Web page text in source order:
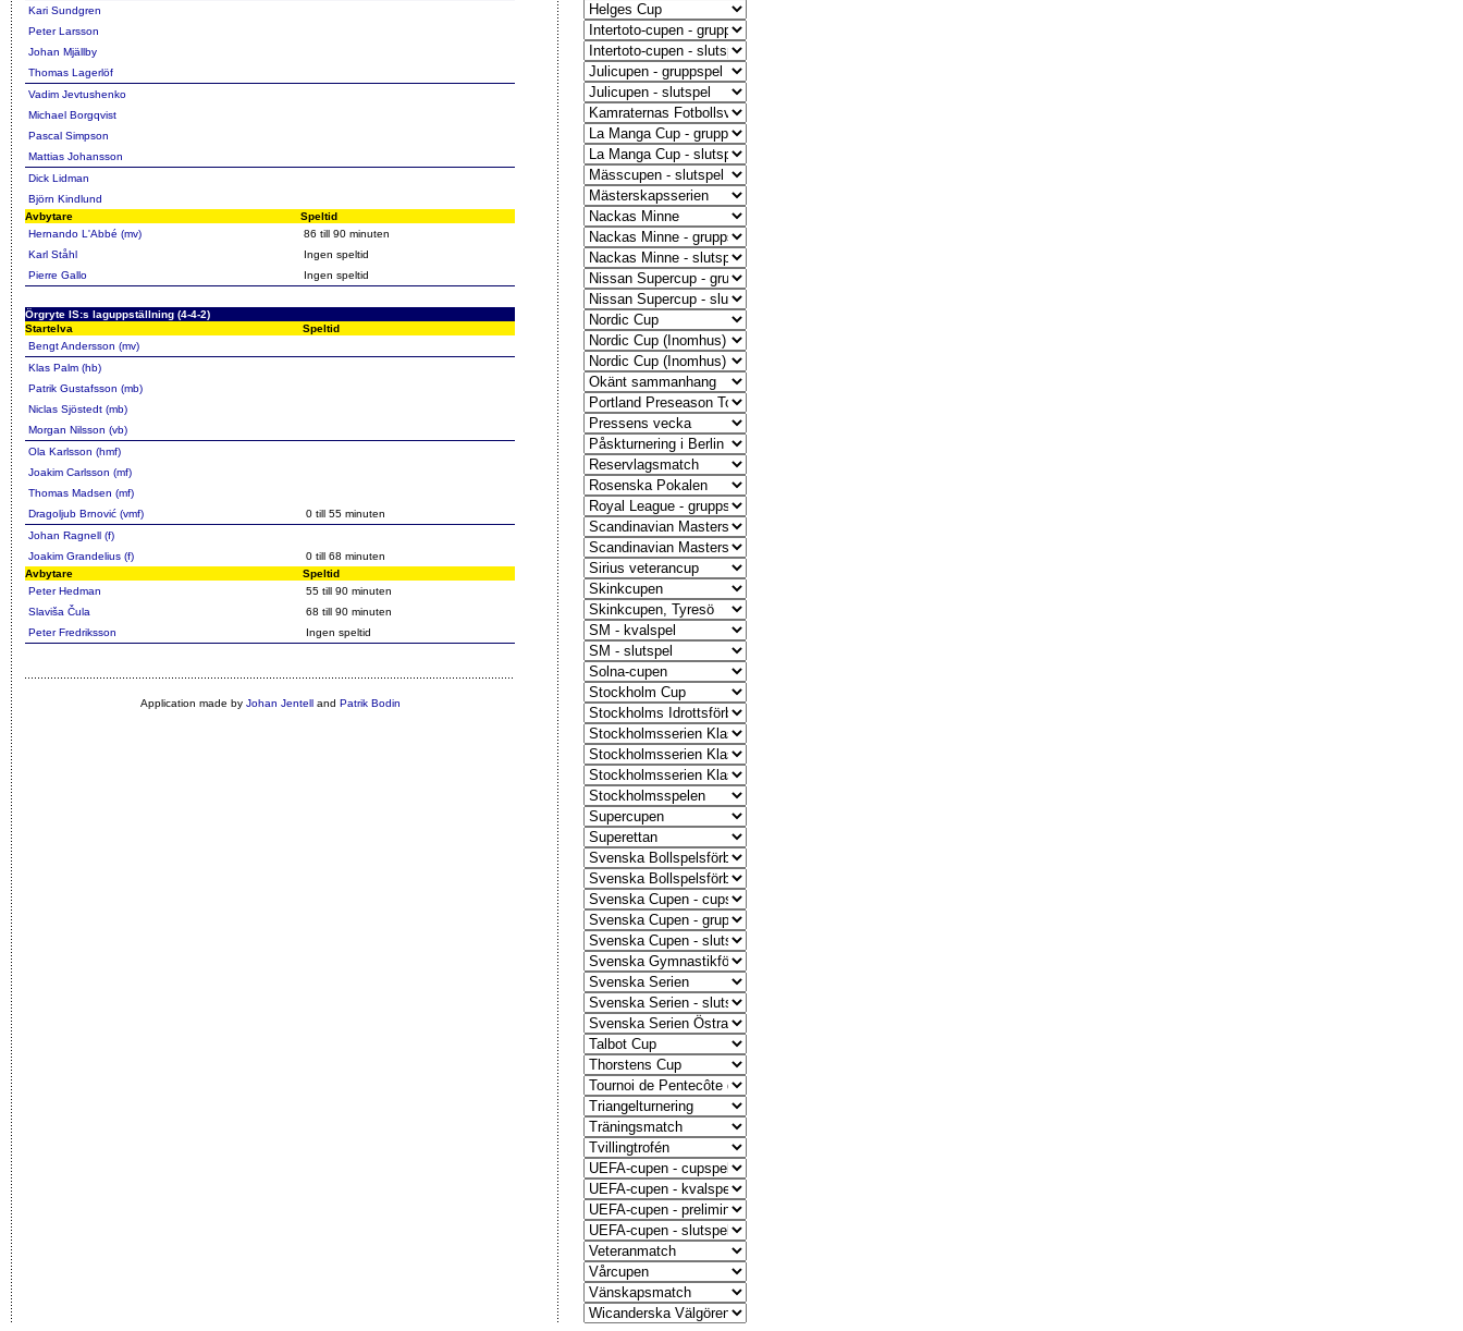
Kari Sundgren
Peter Larsson
Johan Mjällby
Thomas Lagerlöf
Vadim Jevtushenko
Michael Borgqvist
Pascal Simpson
Mattias Johansson
Dick Lidman
Björn Kindlund
Avbytare
Speltid
Hernando L'Abbé (mv)
86 till 90 minuten
Karl Ståhl
Ingen speltid
Pierre Gallo
Ingen speltid
Örgryte IS:s laguppställning (4-4-2)
Startelva
Speltid
Bengt Andersson (mv)
Klas Palm (hb)
Patrik Gustafsson (mb)
Niclas Sjöstedt (mb)
Morgan Nilsson (vb)
Ola Karlsson (hmf)
Joakim Carlsson (mf)
Thomas Madsen (mf)
Dragoljub Brnović (vmf)
0 till 55 minuten
Johan Ragnell (f)
Joakim Grandelius (f)
0 till 68 minuten
Avbytare
Speltid
Peter Hedman
55 till 90 minuten
Slaviša Čula
68 till 90 minuten
Peter Fredriksson
Ingen speltid
Application made by Johan Jentelland Patrik Bodin